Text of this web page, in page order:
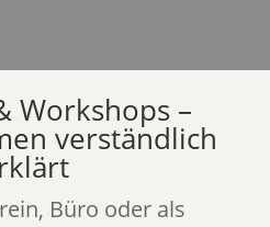
Workshops –
verständlich
Büro oder als